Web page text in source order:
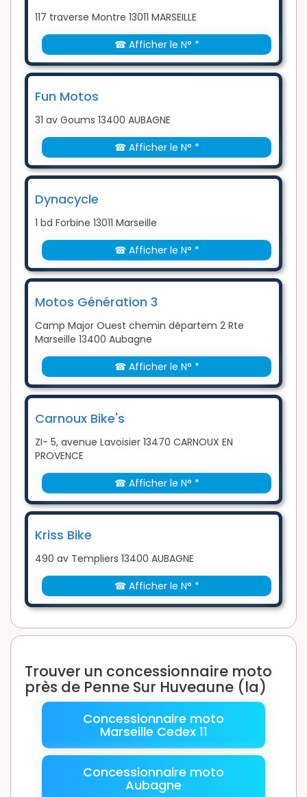
117 traverse Montre 13011 MARSEILLE
☎ Afficher le N° *
Fun Motos
31 av Goums 13400 AUBAGNE
☎ Afficher le N° *
Dynacycle
1 bd Forbine 13011 Marseille
☎ Afficher le N° *
Motos Génération 3
Camp Major Ouest chemin départem 2 Rte
Marseille 13400 Aubagne
☎ Afficher le N° *
Carnoux Bike's
ZI- 5, avenue Lavoisier 13470 CARNOUX EN
PROVENCE
☎ Afficher le N° *
Kriss Bike
490 av Templiers 13400 AUBAGNE
☎ Afficher le N° *
Trouver un concessionnaire moto
près de Penne Sur Huveaune (la)
Concessionnaire moto
Marseille Cedex 11
Concessionnaire moto
Aubagne